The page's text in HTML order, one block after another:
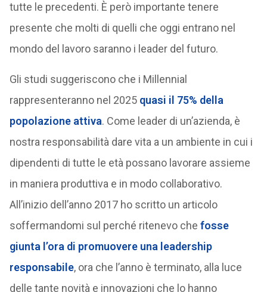
tutte le precedenti. È però importante tenere
presente che molti di quelli che oggi entrano nel
mondo del lavoro saranno i leader del futuro.
Gli studi suggeriscono che i Millennial
rappresenteranno nel 2025 quasi il 75% della
popolazione attiva. Come leader di un’azienda, è
nostra responsabilità dare vita a un ambiente in cui i
dipendenti di tutte le età possano lavorare assieme
in maniera produttiva e in modo collaborativo.
All’inizio dell’anno 2017 ho scritto un articolo
soffermandomi sul perché ritenevo che fosse
giunta l’ora di promuovere una leadership
responsabile, ora che l’anno è terminato, alla luce
delle tante novità e innovazioni che lo hanno